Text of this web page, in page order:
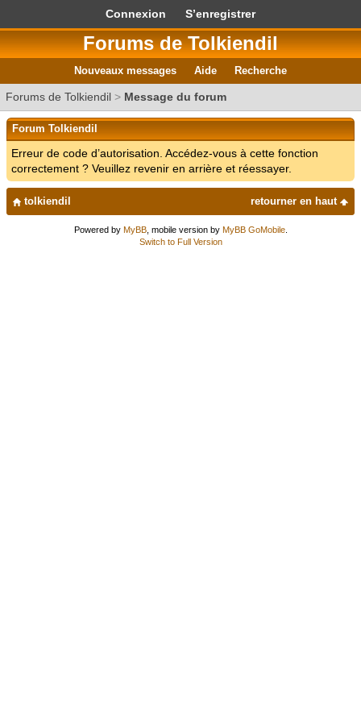
Connexion S’enregistrer
Forums de Tolkiendil
Nouveaux messages Aide Recherche
Forums de Tolkiendil > Message du forum
Forum Tolkiendil
Erreur de code d’autorisation. Accédez-vous à cette fonction
correctement ? Veuillez revenir en arrière et réessayer.
retourner en haut
tolkiendil
Powered by MyBB, mobile version by MyBB GoMobile.
Switch to Full Version